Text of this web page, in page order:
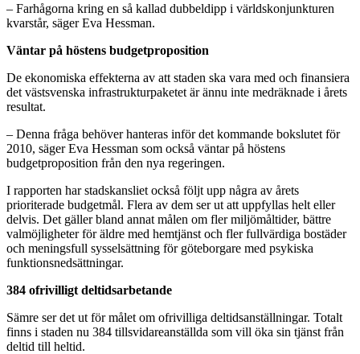
– Farhågorna kring en så kallad dubbeldipp i världskonjunkturen
kvarstår, säger Eva Hessman.
Väntar på höstens budgetproposition
De ekonomiska effekterna av att staden ska vara med och finansiera
det västsvenska infrastrukturpaketet är ännu inte medräknade i årets
resultat.
– Denna fråga behöver hanteras inför det kommande bokslutet för
2010, säger Eva Hessman som också väntar på höstens
budgetproposition från den nya regeringen.
I rapporten har stadskansliet också följt upp några av årets
prioriterade budgetmål. Flera av dem ser ut att uppfyllas helt eller
delvis. Det gäller bland annat målen om fler miljömåltider, bättre
valmöjligheter för äldre med hemtjänst och fler fullvärdiga bostäder
och meningsfull sysselsättning för göteborgare med psykiska
funktionsnedsättningar.
384 ofrivilligt deltidsarbetande
Sämre ser det ut för målet om ofrivilliga deltidsanställningar. Totalt
finns i staden nu 384 tillsvidareanställda som vill öka sin tjänst från
deltid till heltid.